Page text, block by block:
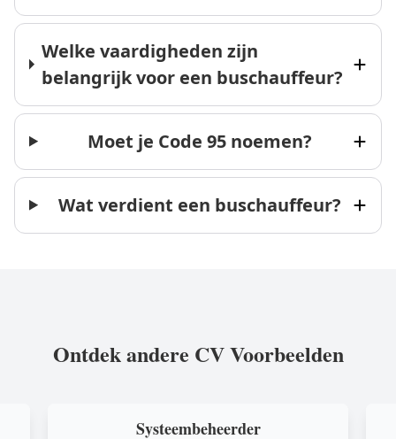
Welke vaardigheden zijn
belangrijk voor een buschauffeur?
Moet je Code 95 noemen?
Wat verdient een buschauffeur?
Ontdek andere CV Voorbeelden
Systeembeheerder